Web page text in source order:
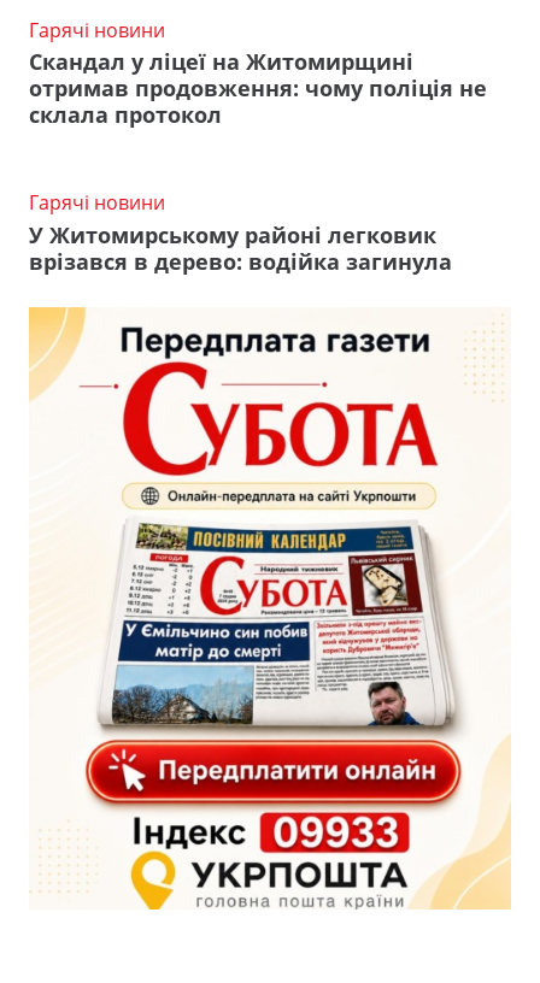
Гарячі новини
Скандал у ліцеї на Житомирщині
отримав продовження: чому поліція не
склала протокол
Гарячі новини
У Житомирському районі легковик
врізався в дерево: водійка загинула